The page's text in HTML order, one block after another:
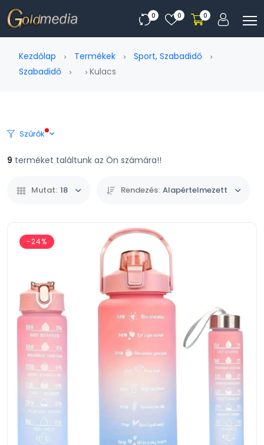
0 0 0
Kezdőlap Termékek
Sport, Szabadidő
Szabadidő
Kulacs
Szűrők
9 terméket találtunk az Ön számára!!
Mutat: 18 Rendezés: Alapértelmezett
-24%